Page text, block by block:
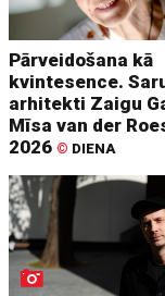
Pārveidošana kā
kvintesence.
arhitekti Zaigu
Mīsa van der
2026 © DIENA